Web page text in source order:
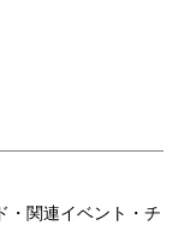
・関連イベント・チ